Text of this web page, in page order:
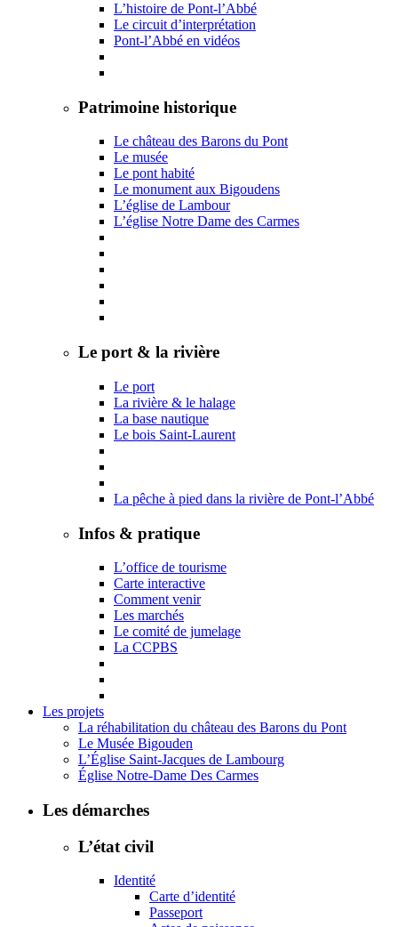
L’histoire de Pont-l’Abbé
Le circuit d’interprétation
Pont-l’Abbé en vidéos
Patrimoine historique
Le château des Barons du Pont
Le musée
Le pont habité
Le monument aux Bigoudens
L’église de Lambour
L’église Notre Dame des Carmes
Le port & la rivière
Le port
La rivière & le halage
La base nautique
Le bois Saint-Laurent
La pêche à pied dans la rivière de Pont-l’Abbé
Infos & pratique
L’office de tourisme
Carte interactive
Comment venir
Les marchés
Le comité de jumelage
La CCPBS
Les projets
La réhabilitation du château des Barons du Pont
Le Musée Bigouden
L’Église Saint-Jacques de Lambourg
Église Notre-Dame Des Carmes
Les démarches
L’état civil
Identité
Carte d’identité
Passeport